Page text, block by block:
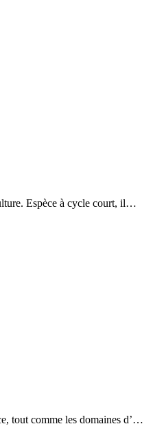
Espèce à cycle court, il…
tout comme les domaines d’…